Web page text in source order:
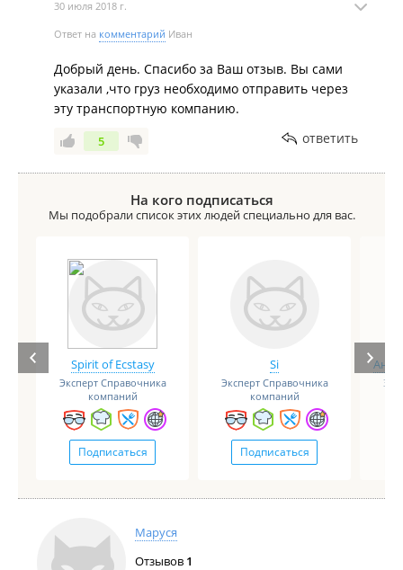
30 июля 2018 г.
Ответ на комментарий Иван
Добрый день. Спасибо за Ваш отзыв. Вы сами
указали ,что груз необходимо отправить через
эту транспортную компанию.
5 ответить
На кого подписаться
Мы подобрали список этих людей специально для вас.
Spirit of Ecstasy
Эксперт Справочника
компаний
Подписаться
Si
Эксперт Справочника
компаний
Подписаться
Маруся
Отзывов 1